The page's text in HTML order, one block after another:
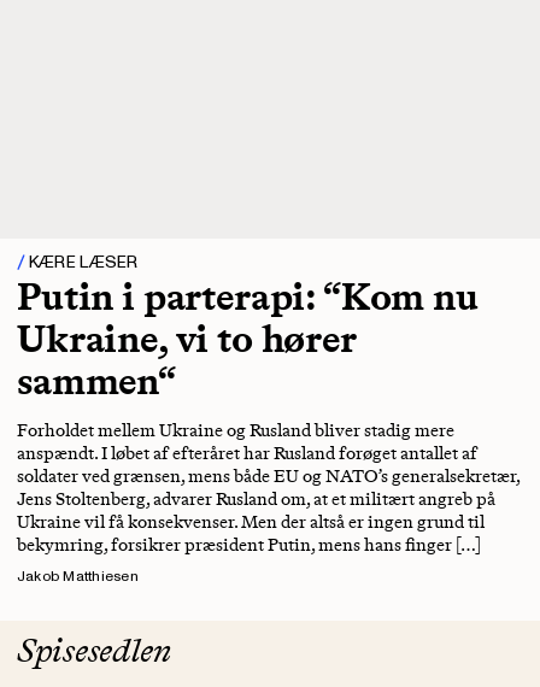
KÆRE LÆSER
Putin i parterapi: “Kom nu
Ukraine, vi to hører
sammen“
Forholdet mellem Ukraine og Rusland bliver stadig mere
anspændt. I løbet af efteråret har Rusland forøget antallet af
soldater ved grænsen, mens både EU og NATO’s generalsekretær,
Jens Stoltenberg, advarer Rusland om, at et militært angreb på
Ukraine vil få konsekvenser. Men der altså er ingen grund til
bekymring, forsikrer præsident Putin, mens hans finger […]
Jakob Matthiesen
Spisesedlen